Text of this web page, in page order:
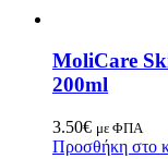
MoliCare
200ml
3.50€ με ΦΠΑ
Προσθήκη στο